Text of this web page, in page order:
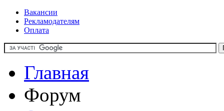
Вакансии
Рекламодателям
Оплата
Главная
Форум